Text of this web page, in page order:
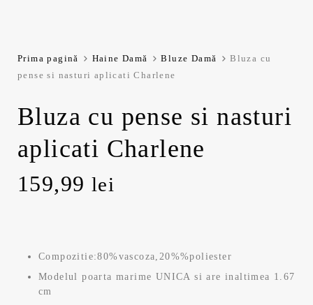
Prima pagină Haine Damă Bluze Damă
Bluza cu
pense si nasturi aplicati Charlene
Bluza cu pense si nasturi
aplicati Charlene
159,99 lei
Compozitie:80%vascoza,20%%poliester
Modelul poarta marime UNICA si are inaltimea 1.67
cm